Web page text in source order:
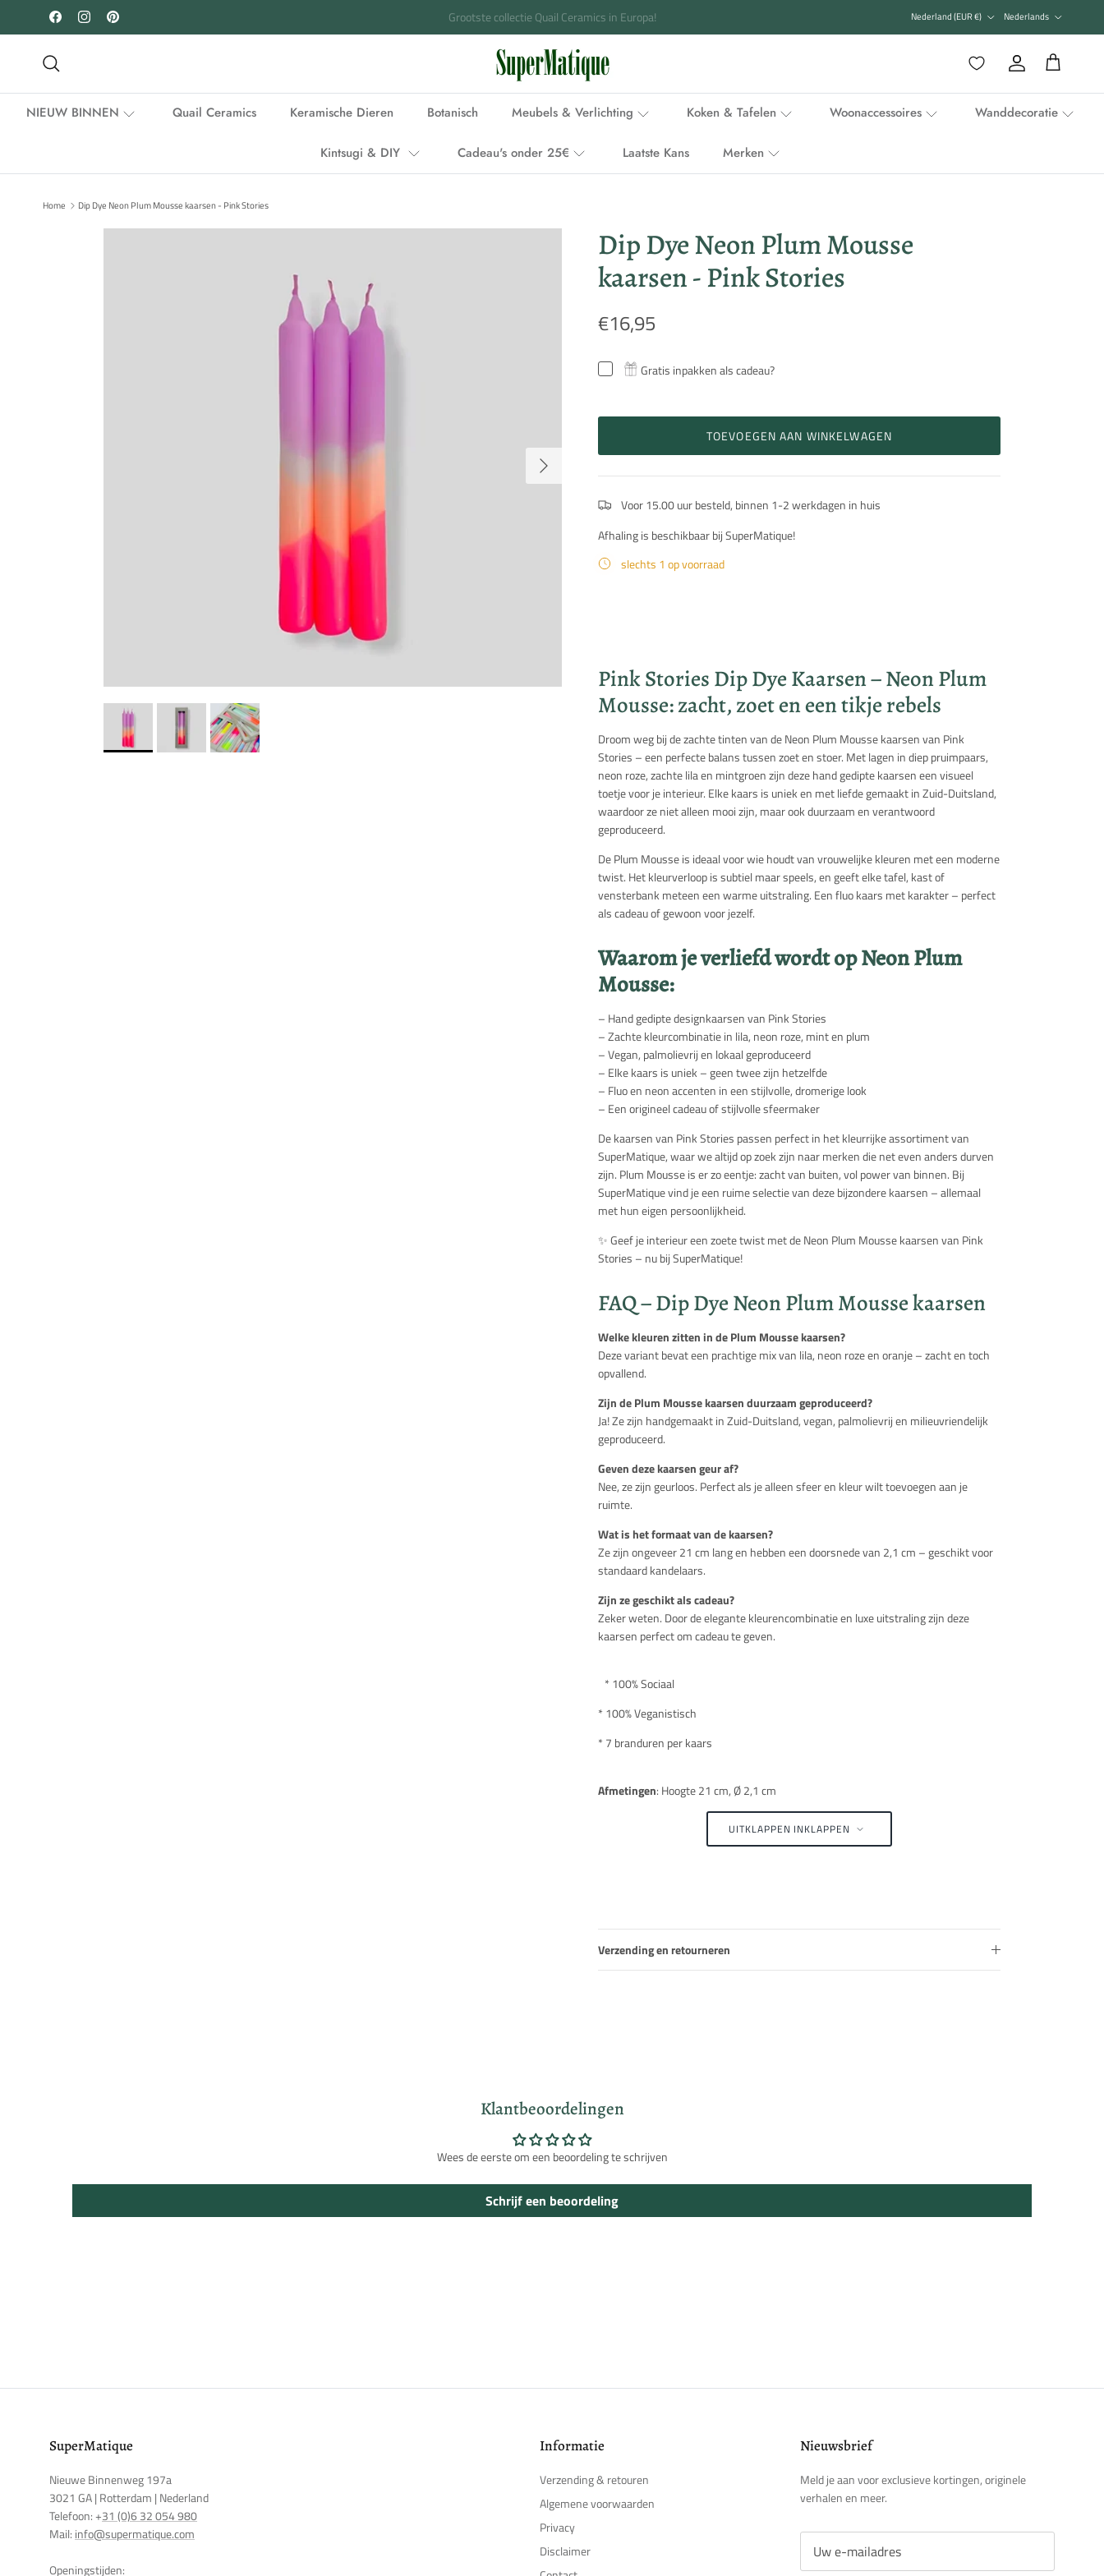
Ga naar inhoud
FacebookInstagramPinterest Voor 15.00 uur besteld, binnen 1-2 werkdagen in huis Nederland (EUR €) Nederlands
Favorieten AccountWinkelwagen
NIEUW BINNEN Quail Ceramics Keramische Dieren Botanisch Meubels & Verlichting Koken & Tafelen Woonaccessoires Wanddecoratie
Kintsugi & DIY Cadeau's onder 25€ Laatste Kans Merken
Home Dip Dye Neon Plum Mousse kaarsen - Pink Stories
Volgende
Dip Dye Neon Plum Mousse
kaarsen - Pink Stories
€16,95
Gratis inpakken als cadeau?
TOEVOEGEN AAN WINKELWAGEN
Voor 15.00 uur besteld, binnen 1-2 werkdagen in huis
Afhaling is beschikbaar bij SuperMatique!
slechts 1 op voorraad
Beschrijving
Pink Stories Dip Dye Kaarsen – Neon Plum
Mousse: zacht, zoet en een tikje rebels
Droom weg bij de zachte tinten van de Neon Plum Mousse kaarsen van Pink
Stories – een perfecte balans tussen zoet en stoer. Met lagen in diep pruimpaars,
neon roze, zachte lila en mintgroen zijn deze hand gedipte kaarsen een visueel
toetje voor je interieur. Elke kaars is uniek en met liefde gemaakt in Zuid-Duitsland,
waardoor ze niet alleen mooi zijn, maar ook duurzaam en verantwoord
geproduceerd.
De Plum Mousse is ideaal voor wie houdt van vrouwelijke kleuren met een moderne
twist. Het kleurverloop is subtiel maar speels, en geeft elke tafel, kast of
vensterbank meteen een warme uitstraling. Een fluo kaars met karakter – perfect
als cadeau of gewoon voor jezelf.
Waarom je verliefd wordt op Neon Plum
Mousse:
– Hand gedipte designkaarsen van Pink Stories
– Zachte kleurcombinatie in lila, neon roze, mint en plum
– Vegan, palmolievrij en lokaal geproduceerd
– Elke kaars is uniek – geen twee zijn hetzelfde
– Fluo en neon accenten in een stijlvolle, dromerige look
– Een origineel cadeau of stijlvolle sfeermaker
De kaarsen van Pink Stories passen perfect in het kleurrijke assortiment van
SuperMatique, waar we altijd op zoek zijn naar merken die net even anders durven
zijn. Plum Mousse is er zo eentje: zacht van buiten, vol power van binnen. Bij
SuperMatique vind je een ruime selectie van deze bijzondere kaarsen – allemaal
met hun eigen persoonlijkheid.
✨ Geef je interieur een zoete twist met de Neon Plum Mousse kaarsen van Pink
Stories – nu bij SuperMatique!
FAQ – Dip Dye Neon Plum Mousse kaarsen
Welke kleuren zitten in de Plum Mousse kaarsen?
Deze variant bevat een prachtige mix van lila, neon roze en oranje – zacht en toch
opvallend.
Zijn de Plum Mousse kaarsen duurzaam geproduceerd?
Ja! Ze zijn handgemaakt in Zuid-Duitsland, vegan, palmolievrij en milieuvriendelijk
geproduceerd.
Geven deze kaarsen geur af?
Nee, ze zijn geurloos. Perfect als je alleen sfeer en kleur wilt toevoegen aan je
ruimte.
Wat is het formaat van de kaarsen?
Ze zijn ongeveer 21 cm lang en hebben een doorsnede van 2,1 cm – geschikt voor
standaard kandelaars.
Zijn ze geschikt als cadeau?
Zeker weten. Door de elegante kleurencombinatie en luxe uitstraling zijn deze
kaarsen perfect om cadeau te geven.
* 100% Sociaal
* 100% Veganistisch
* 7 branduren per kaars
Afmetingen: Hoogte 21 cm, Ø 2,1 cm
UITKLAPPEN INKLAPPEN
Verzending en retourneren
Klantbeoordelingen
Wees de eerste om een beoordeling te schrijven
Schrijf een beoordeling
SuperMatique
Nieuwe Binnenweg 197a
3021 GA | Rotterdam | Nederland
Telefoon: +31 (0)6 32 054 980
Mail: info@supermatique.com
Openingstijden:
Informatie
Verzending & retouren
Algemene voorwaarden
Privacy
Disclaimer
Nieuwsbrief
Meld je aan voor exclusieve kortingen, originele
verhalen en meer.